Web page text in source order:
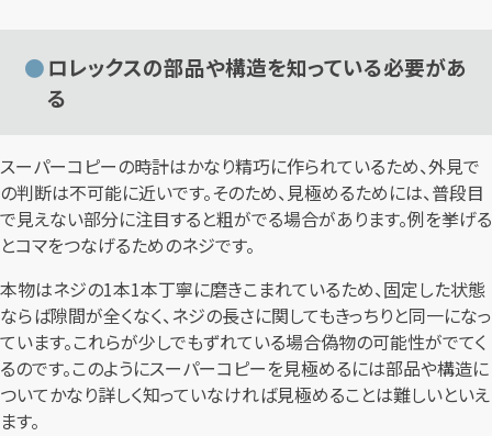
ロレックスの部品や構造を知っている必要があ
る
スーパーコピーの時計はかなり精巧に作られているため、外見で
の判断は不可能に近いです。そのため、見極めるためには、普段目
で見えない部分に注目すると粗がでる場合があります。例を挙げる
とコマをつなげるためのネジです。
本物はネジの1本1本丁寧に磨きこまれているため、固定した状態
ならば隙間が全くなく、ネジの長さに関してもきっちりと同一になっ
ています。これらが少しでもずれている場合偽物の可能性がでてく
るのです。このようにスーパーコピーを見極めるには部品や構造に
ついてかなり詳しく知っていなければ見極めることは難しいといえ
ます。